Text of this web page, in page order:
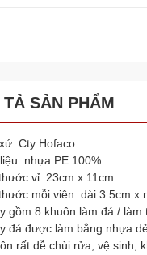
TẢ SẢN PHẨM
Cty Hofaco
nhựa PE 100%
vỉ: 23cm x 11cm
mỗi viên: dài 3.5cm x
gồm 8 khuôn làm đá / làm
đá được làm bằng nhựa
rất dễ chùi rửa, vệ sinh,